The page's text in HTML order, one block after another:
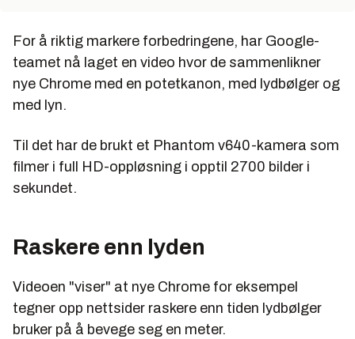
For å riktig markere forbedringene, har Google-
teamet nå laget en video hvor de sammenlikner
nye Chrome med en potetkanon, med lydbølger og
med lyn.
Til det har de brukt et Phantom v640-kamera som
filmer i full HD-oppløsning i opptil 2700 bilder i
sekundet.
Raskere enn lyden
Videoen "viser" at nye Chrome for eksempel
tegner opp nettsider raskere enn tiden lydbølger
bruker på å bevege seg en meter.